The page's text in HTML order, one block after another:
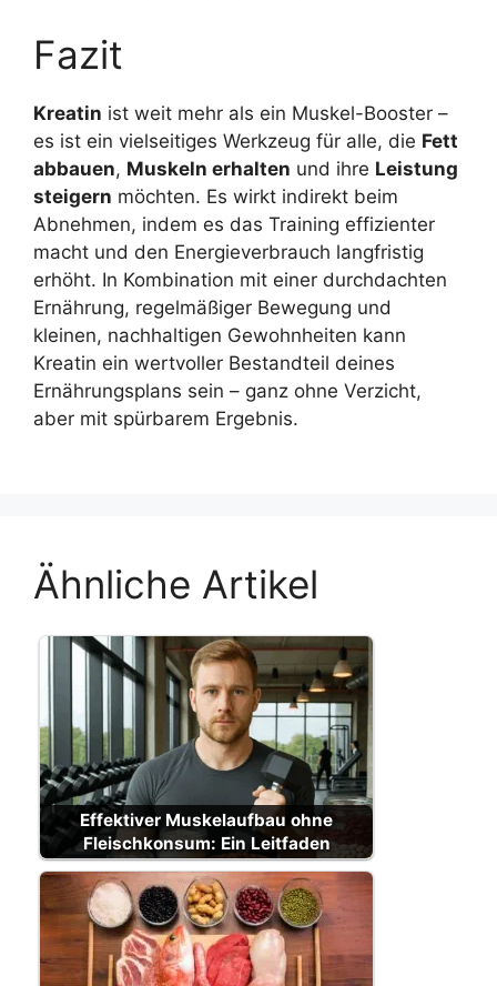
Fazit
Kreatin ist weit mehr als ein Muskel-Booster –
es ist ein vielseitiges Werkzeug für alle, die Fett
abbauen, Muskeln erhalten und ihre Leistung
steigern möchten. Es wirkt indirekt beim
Abnehmen, indem es das Training effizienter
macht und den Energieverbrauch langfristig
erhöht. In Kombination mit einer durchdachten
Ernährung, regelmäßiger Bewegung und
kleinen, nachhaltigen Gewohnheiten kann
Kreatin ein wertvoller Bestandteil deines
Ernährungsplans sein – ganz ohne Verzicht,
aber mit spürbarem Ergebnis.
Ähnliche Artikel
Effektiver Muskelaufbau ohne
Fleischkonsum: Ein Leitfaden